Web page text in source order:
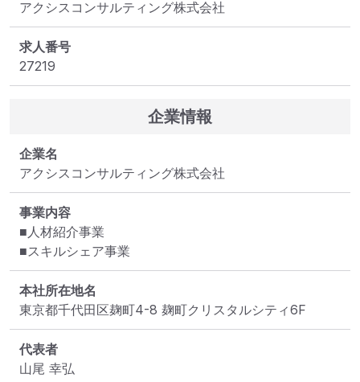
アクシスコンサルティング株式会社
求人番号
27219
企業情報
企業名
アクシスコンサルティング株式会社
事業内容
■人材紹介事業
■スキルシェア事業
本社所在地名
東京都千代田区麹町4-8 麹町クリスタルシティ6F
代表者
山尾 幸弘